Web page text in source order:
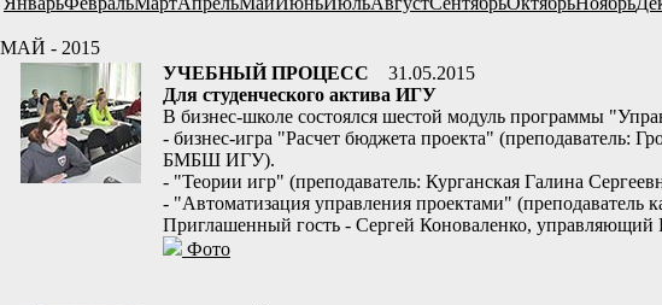
МАЙ - 2015
УЧЕБНЫЙ ПРОЦЕСС
31.05.2015
Для студенческого актива ИГУ
В бизнес-школе состоялся шестой модуль программы
- бизнес-игра "Расчет бюджета проекта" (преподаватель:
БМБШ ИГУ).
- "Теории игр" (преподаватель: Курганская Галина
- "Автоматизация управления проектами" (преподаватель
Приглашенный гость - Сергей Коноваленко,
Фото